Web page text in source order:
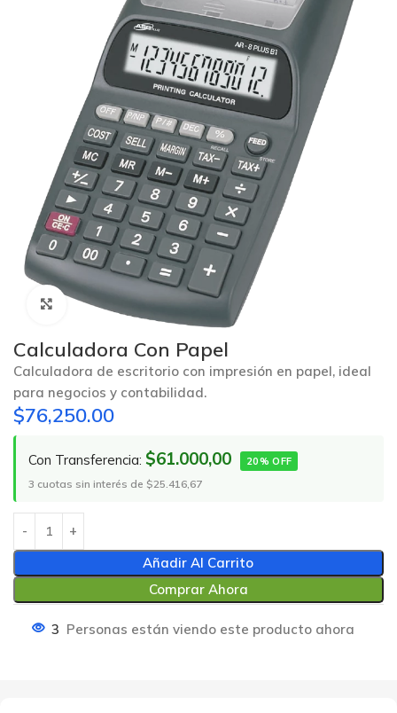
Click to enlarge
Calculadora Con Papel
Calculadora de escritorio con impresión en papel, ideal
para negocios y contabilidad.
$76,250.00
Con Transferencia: $61.000,00 20% OFF
3 cuotas sin interés de $25.416,67
Añadir Al Carrito
Comprar Ahora
3 Personas están viendo este producto ahora